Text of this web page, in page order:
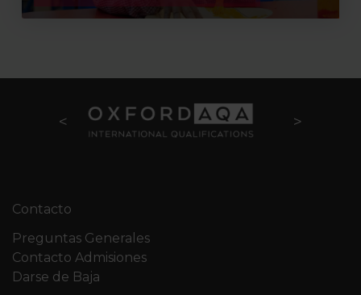
Contacto
Preguntas Generales
Contacto Admisiones
Darse de Baja